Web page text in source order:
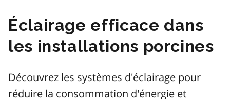
Éclairage efficace dans
les installations porcines
Découvrez les systèmes d'éclairage pour
réduire la consommation d'énergie et